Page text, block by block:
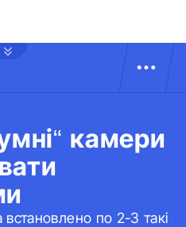
камери
по 2-3 такі